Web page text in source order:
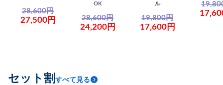
28,600円
27,500円
OK
28,600円
24,200円
ル
19,800円
17,600円
セット割 すべて見る